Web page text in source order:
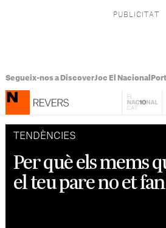
Segueix-nos a DiscoverJoc El Nacional
TENDÈNCIES
Per què els mems
el teu pare no et